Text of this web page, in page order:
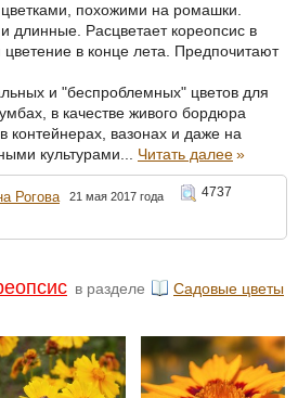
похожими на ромашки.
длинные. Расцветает кореопсис в
цветение в конце лета. Предпочитают
и "беспроблемных" цветов для
в качестве живого бордюра
контейнерах, вазонах и даже на
культурами... Читать далее»
Рогова 21 мая 2017 года
4737
в разделе Садовые цветы